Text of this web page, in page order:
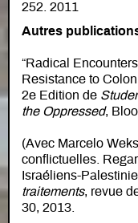
252. 2011
Autres
“Radical
Resistance to
2e Edition de
the Oppressed,
(Avec Marcelo
conflictuelles.
Israéliens-
traitements, revue
30, 2013.